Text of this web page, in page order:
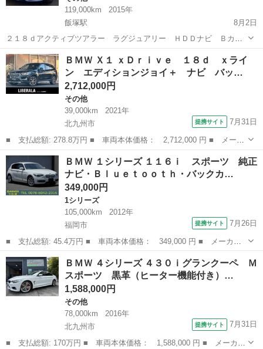
119,000km
2015年
飯塚駅
8月2日
２１８ｄアクティブツアラー ラグジュアリー ＨＤＤナビ Ｂカメ
ラ ディーゼルターボ 黒本革 コーナーセンサー スマートキ
ー 電動リアゲート ＬＥＤヘッドライト プッシュエンジンスター
ト アイドリングストップ シートヒーター...
福岡 飯塚市
ＢＭＷ Ｘ１ ｘＤｒｉｖｅ １８ｄ ｘライ
ン エディションジョイ＋ ナビ バッ…
2,712,000円
その他
39,000km
2021年
北九州市
提携サイト 7月31日
■ 支払総額: 278.8万円 ■ 車両本体価格： 2,712,000 円 ■ メーカ
ー名： ＢＭＷ ■ 車種名： Ｘ１ ■ グレード名： ｘＤｒｉｖ
ｅ １８ｄ ｘライン エディションジョイ＋ ナビ バックカメ
ラ ＴＶチュ...
福岡 北九州市
ＢＭＷ １シリーズ １１６ｉ スポーツ 純正
ナビ・Ｂｌｕｅｔｏｏｔｈ・バックカ…
349,000円
1シリーズ
105,000km
2012年
福岡市
提携サイト 7月26日
■ 支払総額: 45.4万円 ■ 車両本体価格： 349,000 円 ■ メーカー
名： ＢＭＷ ■ 車種名： １シリーズ ■ グレード名： １１６
ｉ スポーツ 純正ナビ・Ｂｌｕｅｔｏｏｔｈ・バックカメラ・キー
レス・プッシュ...
福岡 福岡市
ＢＭＷ ４シリーズ ４３０ｉグランクーペ Ｍ
スポーツ 黒革（ヒーター機能付き）…
1,588,000円
その他
78,000km
2016年
北九州市
提携サイト 7月31日
■ 支払総額: 170万円 ■ 車両本体価格： 1,588,000 円 ■ メーカー